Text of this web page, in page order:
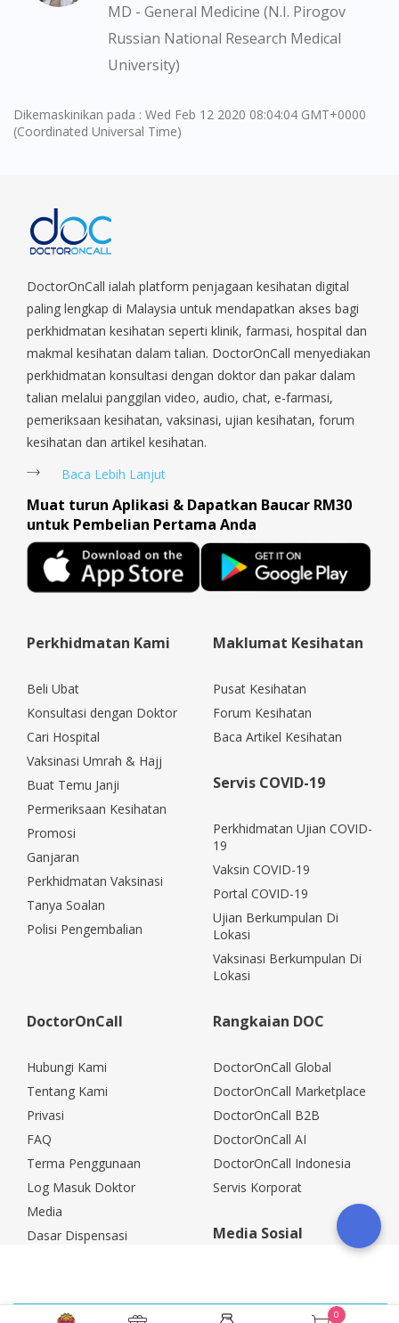
0
MD - General Medicine (N.I. Pirogov
Russian National Research Medical
University)
Dikemaskinikan pada : Wed Feb 12 2020 08:04:04 GMT+0000
(Coordinated Universal Time)
DoctorOnCall ialah platform penjagaan kesihatan digital
paling lengkap di Malaysia untuk mendapatkan akses bagi
perkhidmatan kesihatan seperti klinik, farmasi, hospital dan
makmal kesihatan dalam talian. DoctorOnCall menyediakan
perkhidmatan konsultasi dengan doktor dan pakar dalam
talian melalui panggilan video, audio, chat, e-farmasi,
pemeriksaan kesihatan, vaksinasi, ujian kesihatan, forum
kesihatan dan artikel kesihatan.
Baca Lebih Lanjut
Muat turun Aplikasi & Dapatkan Baucar RM30
untuk Pembelian Pertama Anda
Perkhidmatan Kami
Beli Ubat
Konsultasi dengan Doktor
Cari Hospital
Vaksinasi Umrah & Hajj
Buat Temu Janji
Permeriksaan Kesihatan
Promosi
Ganjaran
Perkhidmatan Vaksinasi
Tanya Soalan
Polisi Pengembalian
Maklumat Kesihatan
Pusat Kesihatan
Forum Kesihatan
Baca Artikel Kesihatan
Servis COVID-19
Perkhidmatan Ujian COVID-
19
Vaksin COVID-19
Portal COVID-19
Ujian Berkumpulan Di
Lokasi
Vaksinasi Berkumpulan Di
Lokasi
DoctorOnCall
Hubungi Kami
Tentang Kami
Privasi
FAQ
Terma Penggunaan
Log Masuk Doktor
Media
Dasar Dispensasi
Polisi Pemulangan
Rangkaian DOC
DoctorOnCall Global
DoctorOnCall Marketplace
DoctorOnCall B2B
DoctorOnCall AI
DoctorOnCall Indonesia
Servis Korporat
Media Sosial